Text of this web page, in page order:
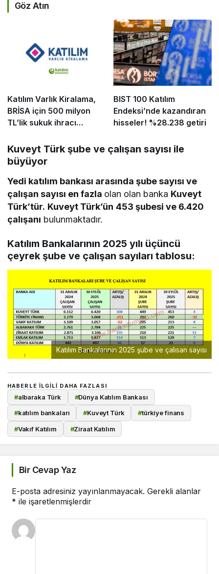
Göz Atın
Katılım Varlık Kiralama,
BRİSA için 500 milyon
TL’lik sukuk ihracı
BIST 100 Katılım
Endeksi’nde kazandıran
hisseler! %28.238 getiri
Kuveyt Türk şube ve çalışan sayısı ile
büyüyor
Yedi katılım bankası arasında şube sayısı ve
çalışan sayısı en fazla olan olan banka Kuveyt
Türk’tür. Kuveyt Türk’ün 453 şubesi ve 6.420
çalışanı bulunmaktadır.
Katılım Bankalarının 2025 yılı üçüncü
çeyrek şube ve çalışan sayıları tablosu:
Katılım Bankalarının 2025 şube ve çalısan sayısı
HABERLE ILGILI DAHA FAZLASI
#albaraka Türk #Dünya Katılım Bankası
#katılım bankaları #Kuveyt Türk #türkiye finans
#Vakıf Katılım #Ziraat Katılım
Bir Cevap Yaz
E-posta adresiniz yayınlanmayacak. Gerekli alanlar
* ile işaretlenmişlerdir